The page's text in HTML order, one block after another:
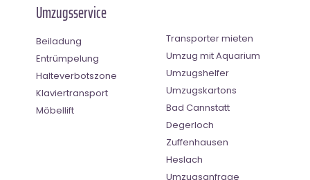
Umzugsservice
Beiladung
Entrümpelung
Halteverbotszone
Klaviertransport
Möbellift
Transporter mieten
Umzug mit Aquarium
Umzugshelfer
Umzugskartons
Bad Cannstatt
Degerloch
Zuffenhausen
Heslach
Umzugsanfrage